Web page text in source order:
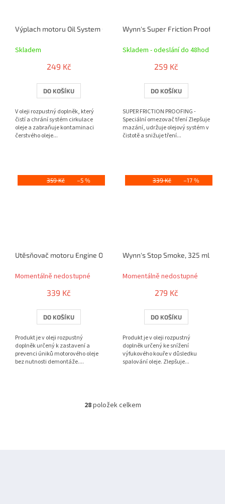
Výplach motoru Oil System Cleaner 325ml
Skladem
249 Kč
DO KOŠÍKU
V oleji rozpustný doplněk, který
čistí a chrání systém cirkulace
oleje a zabraňuje kontaminaci
čerstvého oleje...
Wynn's Super Friction Proofing
Skladem - odeslání do 48hod
259 Kč
DO KOŠÍKU
SUPER FRICTION PROOFING -
Speciální omezovač tření Zlepšuje
mazání, udržuje olejový systém v
čistotě a snižuje tření...
359 Kč –5 %
Utěsňovač motoru Engine Oil Stop Leak 325ml
Momentálně nedostupné
339 Kč
DO KOŠÍKU
Produkt je v oleji rozpustný
doplněk určený k zastavení a
prevenci úniků motorového oleje
bez nutnosti demontáže....
339 Kč –17 %
Wynn's Stop Smoke, 325 ml
Momentálně nedostupné
279 Kč
DO KOŠÍKU
Produkt je v oleji rozpustný
doplněk určený ke snížení
výfukového kouře v důsledku
spalování oleje. Zlepšuje...
O
28položek celkem